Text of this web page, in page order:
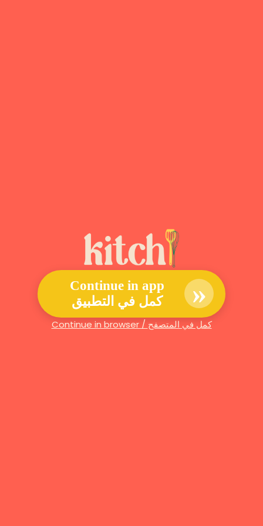
Continue in app
كمل في التطبيق
»
Continue in browser / كمل في المتصفح